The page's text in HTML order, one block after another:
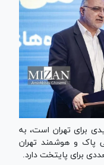
برای تهران است، به
پاک و هوشمند تهران
برای پایتخت دارد.